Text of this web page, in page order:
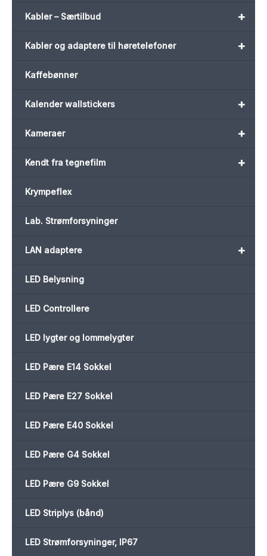
+
Kabler – Særtilbud
+
Kabler og adaptere til høretelefoner
Kaffebønner
+
Kalender wallstickers
+
Kameraer
+
Kendt fra tegnefilm
Krympeflex
Lab. Strømforsyninger
+
LAN adaptere
LED Belysning
LED Controllere
LED lygter og lommelygter
LED Pære E14 Sokkel
LED Pære E27 Sokkel
LED Pære E40 Sokkel
LED Pære G4 Sokkel
LED Pære G9 Sokkel
LED Striplys (bånd)
LED Strømforsyninger, IP67